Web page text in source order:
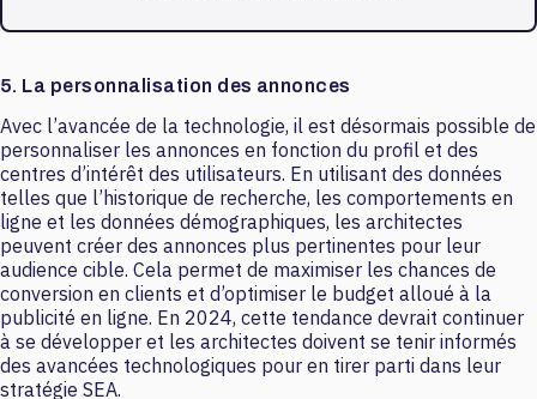
5. La personnalisation des annonces
Avec l’avancée de la technologie, il est désormais possible de
personnaliser les annonces en fonction du profil et des
centres d’intérêt des utilisateurs. En utilisant des données
telles que l’historique de recherche, les comportements en
ligne et les données démographiques, les architectes
peuvent créer des annonces plus pertinentes pour leur
audience cible. Cela permet de maximiser les chances de
conversion en clients et d’optimiser le budget alloué à la
publicité en ligne. En 2024, cette tendance devrait continuer
à se développer et les architectes doivent se tenir informés
des avancées technologiques pour en tirer parti dans leur
stratégie SEA.